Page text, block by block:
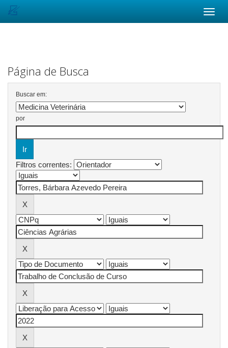
Página de Busca
Buscar em:
por
Filtros correntes: